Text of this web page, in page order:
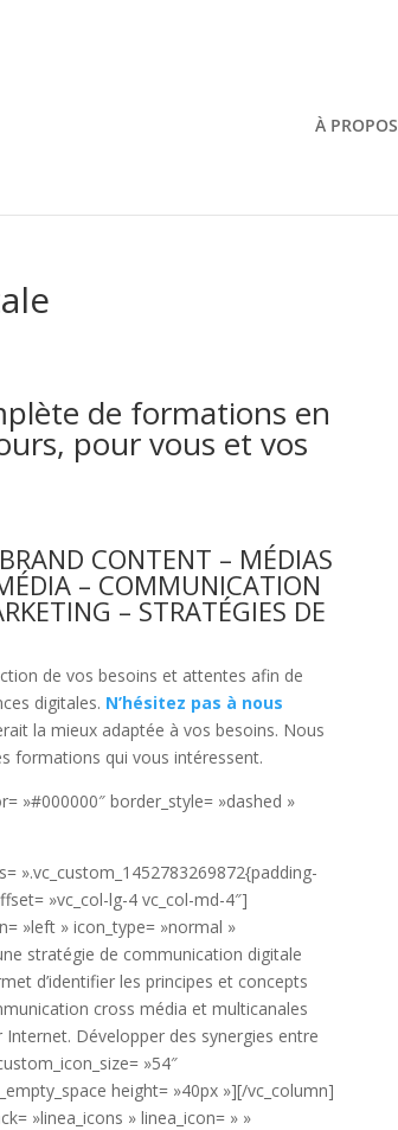
À PROPOS
de formations en
pour vous et vos
CONTENT – MÉDIAS
– COMMUNICATION
– STRATÉGIES DE
de vos besoins et attentes afin de
digitales. N’hésitez pas à nous
la mieux adaptée à vos besoins. Nous
formations qui vous intéressent.
»#000000″ border_style= »dashed »
».vc_custom_1452783269872{padding-
»vc_col-lg-4 vc_col-md-4″]
»left » icon_type= »normal »
stratégie de communication digitale
d’identifier les principes et concepts
cross média et multicanales
Développer des synergies entre
»54″
height= »40px »][/vc_column]
»linea_icons » linea_icon= » »